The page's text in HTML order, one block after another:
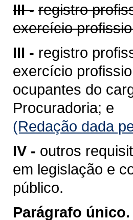
III - registro
exercício
III - registro
exercício
ocupantes do
Procuradoria; e
(Redação dada
IV - outros
em legislação e
público.
Parágrafo único.